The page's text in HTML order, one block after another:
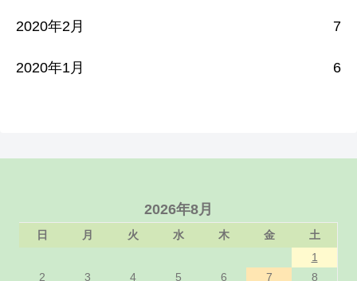
2020年2月 7
2020年1月 6
2026年8月
日 月 火 水 木 金
土
1
2
3 4 5 6 7
8